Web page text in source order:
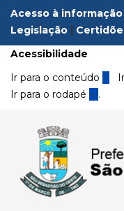
Acesso à informação
Legislação |
Acessibilidade
Ir para o conteúdo 1
Ir para o rodapé 4 .